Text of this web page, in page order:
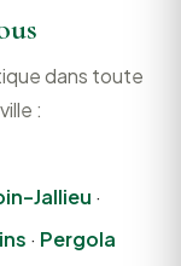
dans toute
:
Jallieu ·
· Pergola